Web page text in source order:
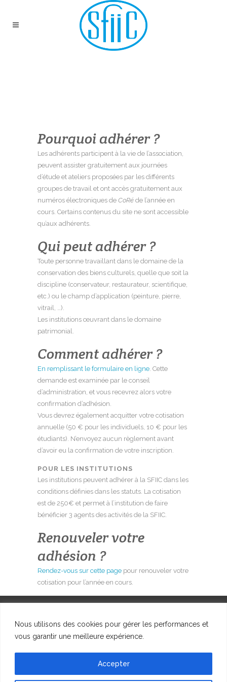
Nous utilisons des cookies pour gérer les performances et
vous garantir une meilleure expérience.
Accepter
Pourquoi adhérer ?
Les adhérents participent à la vie de l’association,
peuvent assister gratuitement aux journées
d’étude et ateliers proposées par les différents
groupes de travail et ont accès gratuitement aux
numéros électroniques de CoRé de l’année en
cours. Certains contenus du site ne sont accessible
qu’aux adhérents.
Qui peut adhérer ?
Toute personne travaillant dans le domaine de la
conservation des biens culturels, quelle que soit la
discipline (conservateur, restaurateur, scientifique,
etc.) ou le champ d’application (peinture, pierre,
vitrail, …).
Les institutions œuvrant dans le domaine
patrimonial.
Comment adhérer ?
En remplissant le formulaire en ligne. Cette
demande est examinée par le conseil
d’administration, et vous recevrez alors votre
confirmation d’adhésion.
Vous devrez également acquitter votre cotisation
annuelle (50 € pour les individuels, 10 € pour les
étudiants). N’envoyez aucun règlement avant
d’avoir eu la confirmation de votre inscription.
POUR LES INSTITUTIONS
Les institutions peuvent adhérer à la SFIIC dans les
conditions définies dans les statuts. La cotisation
est de 250€ et permet à l’institution de faire
bénéficier 3 agents des activités de la SFIIC.
Renouveler votre
adhésion ?
Rendez-vous sur cette page pour renouveler votre
cotisation pour l’année en cours.